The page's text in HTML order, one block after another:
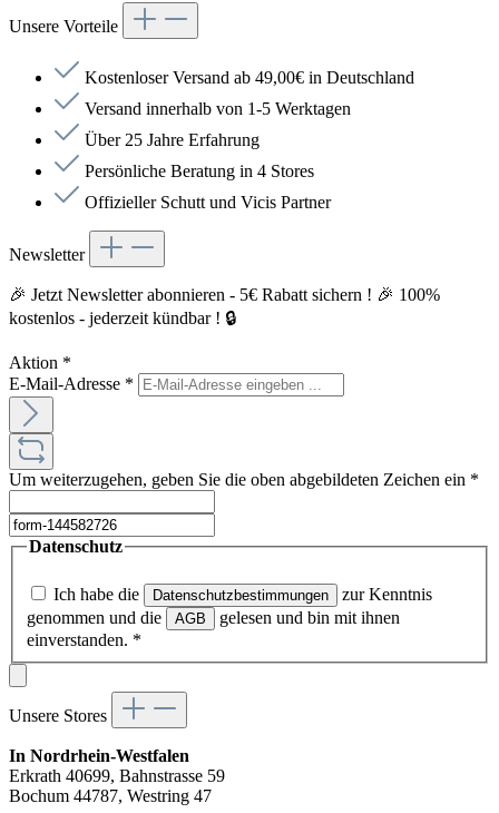
Unsere Vorteile
Kostenloser Versand ab 49,00€ in Deutschland
Versand innerhalb von 1-5 Werktagen
Über 25 Jahre Erfahrung
Persönliche Beratung in 4 Stores
Offizieller Schutt und Vicis Partner
Newsletter
🎉 Jetzt Newsletter abonnieren - 5€ Rabatt sichern ! 🎉 100%
kostenlos - jederzeit kündbar ! 🔒
Aktion *
E-Mail-Adresse *
Um weiterzugehen, geben Sie die oben abgebildeten Zeichen ein *
Datenschutz
Ich habe die Datenschutzbestimmungen
zur Kenntnis
genommen und die
AGB
gelesen und bin mit ihnen
einverstanden. *
Unsere Stores
In Nordrhein-Westfalen
Erkrath 40699, Bahnstrasse 59
Bochum 44787, Westring 47